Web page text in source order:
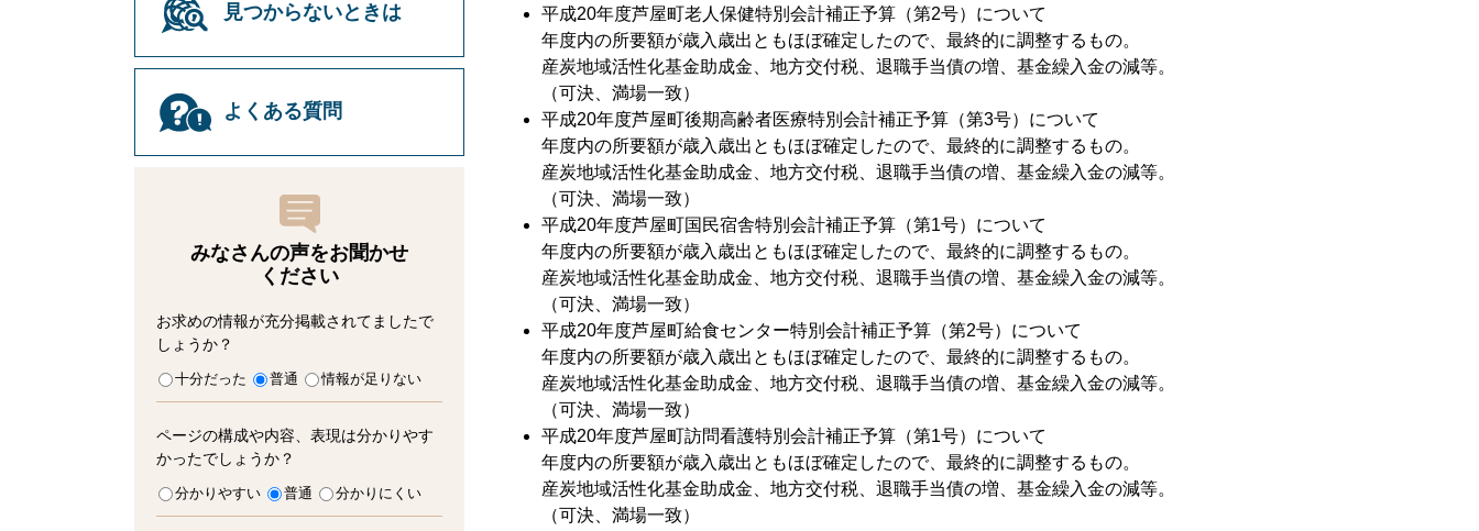
平成20年度芦屋町老人保健特別会計補正予算（第2号）について
年度内の所要額が歳入歳出ともほぼ確定したので、最終的に調整するもの。
産炭地域活性化基金助成金、地方交付税、退職手当債の増、基金繰入金の減等。
（可決、満場一致）
平成20年度芦屋町後期高齢者医療特別会計補正予算（第3号）について
年度内の所要額が歳入歳出ともほぼ確定したので、最終的に調整するもの。
産炭地域活性化基金助成金、地方交付税、退職手当債の増、基金繰入金の減等。
（可決、満場一致）
平成20年度芦屋町国民宿舎特別会計補正予算（第1号）について
年度内の所要額が歳入歳出ともほぼ確定したので、最終的に調整するもの。
産炭地域活性化基金助成金、地方交付税、退職手当債の増、基金繰入金の減等。
（可決、満場一致）
平成20年度芦屋町給食センター特別会計補正予算（第2号）について
年度内の所要額が歳入歳出ともほぼ確定したので、最終的に調整するもの。
産炭地域活性化基金助成金、地方交付税、退職手当債の増、基金繰入金の減等。
（可決、満場一致）
平成20年度芦屋町訪問看護特別会計補正予算（第1号）について
年度内の所要額が歳入歳出ともほぼ確定したので、最終的に調整するもの。
産炭地域活性化基金助成金、地方交付税、退職手当債の増、基金繰入金の減等。
（可決、満場一致）
見つからないときは
よくある質問
みなさんの声をお聞かせ
ください
お求めの情報が充分掲載されてましたで
しょうか？
十分だった 普通 情報が足りない
ページの構成や内容、表現は分かりやす
かったでしょうか？
分かりやすい 普通 分かりにくい